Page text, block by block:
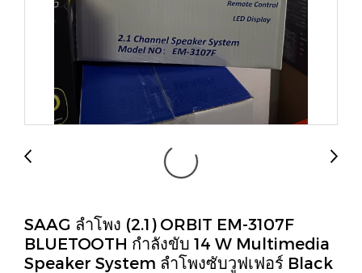
SAAG ลำโพง (2.1) ORBIT EM-3107F
BLUETOOTH กำลังขับ 14 W Multimedia
Speaker System ลำโพงซับวูฟเฟอร์ Black